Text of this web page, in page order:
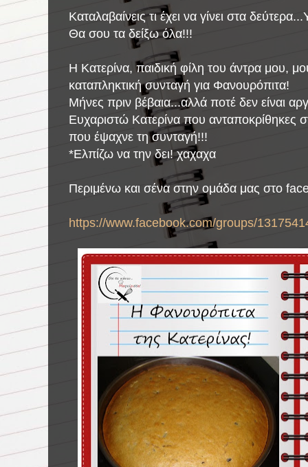
Καταλαβαίνεις τι έχει να γίνει στα
Θα σου τα δείξω όλα!!!
Η Κατερίνα, παιδική φίλη του άντρα μου,
καταπληκτική συνταγή για Φανουρόπιτα!
Μήνες πριν βέβαια...αλλά ποτέ δεν είναι
Ευχαριστώ Κατερίνα που ανταποκρίθηκες
που έψαχνε τη συνταγή!!!
*Ελπίζω να την δει! χαχαχα
Περιμένω και σένα στην ομάδα μας στο
https://www.facebook.com/groups/